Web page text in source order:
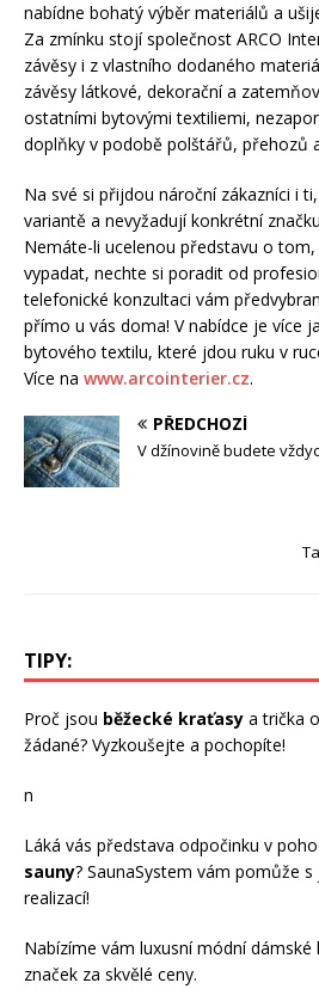
nabídne bohatý výběr materiálů a
Za zmínku stojí společnost ARCO
závěsy i z vlastního dodaného
závěsy látkové, dekorační a
ostatními bytovými textiliemi,
doplňky v podobě polštářů, přehozů
Na své si přijdou nároční zákazníci i
variantě a nevyžadují konkrétní
Nemáte-li ucelenou představu o
vypadat, nechte si poradit od
telefonické konzultaci vám
přímo u vás doma! V nabídce je více
bytového textilu, které jdou ruku v
Více na www.arcointerier.cz.
PŘEDCHOZÍ
V džínovině budete
TIPY:
Proč jsou běžecké kraťasy a trička
žádané? Vyzkoušejte a pochopíte!
n
Láká vás představa odpočinku v
sauny? SaunaSystem vám pomůže
realizací!
Nabízíme vám luxusní módnídámské
značek za skvělé ceny.